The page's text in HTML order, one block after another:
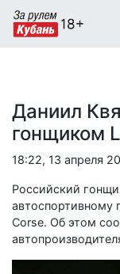
Даниил
гонщиком
18:22, 13 апреля
Российский
автоспортивному
Corse. Об этом